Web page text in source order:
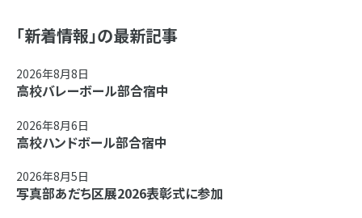
「新着情報」の最新記事
2026年8月8日
高校バレーボール部合宿中
2026年8月6日
高校ハンドボール部合宿中
2026年8月5日
写真部あだち区展2026表彰式に参加